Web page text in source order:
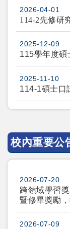
2026-04-01
114-2先修研
2025-12-09
115學年度碩
2025-11-10
114-1碩士口
校內重要公
2026-07-20
跨領域學習
暨修畢獎勵
2026-07-09